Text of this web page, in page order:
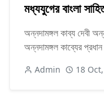
মধ্যযুগের বাংলা
অন্নদামঙ্গল কাব্য দেবী
অন্নদামঙ্গল কাব্যের
Admin 18